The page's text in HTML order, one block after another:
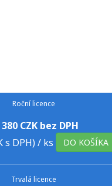
Roční licence
CZK bez DPH
s DPH) / ks DO KOŠÍKA
Trvalá licence